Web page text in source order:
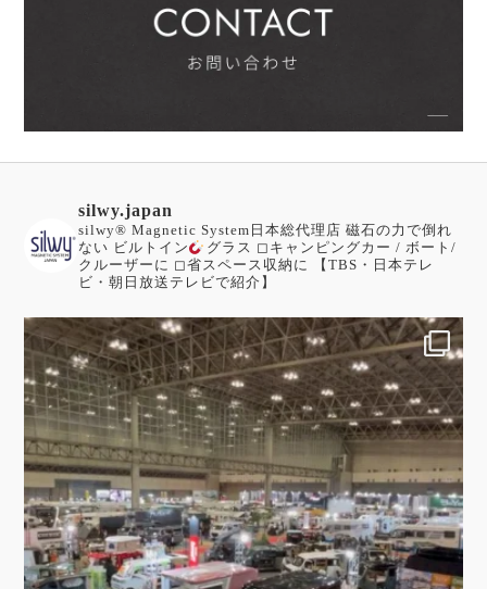
silwy.japan
silwy®︎ Magnetic System日本総代理店 磁石の力で倒れ
ない ビルトイン
グラス ◻︎キャンピングカー / ボート/
クルーザーに ◻︎省スペース収納に
【TBS・日本テレ
ビ・朝日放送テレビで紹介】